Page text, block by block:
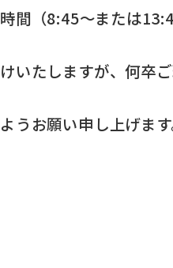
間（8:45～または
いたしますが、何卒
うお願い申し上げます